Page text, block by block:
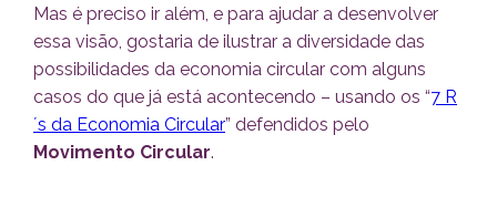
Mas é preciso ir além, e para ajudar a desenvolver
essa visão, gostaria de ilustrar a diversidade das
possibilidades da economia circular com alguns
casos do que já está acontecendo – usando os “7 R
´s da Economia Circular” defendidos pelo
Movimento Circular.